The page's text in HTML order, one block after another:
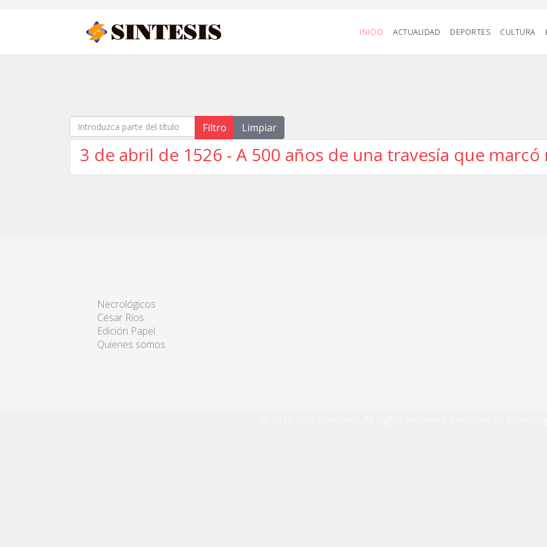
INICIO ACTUALIDAD DEPORTES CULTURA
Introduzca parte del título Filtro Limpiar
3 de abril de 1526 - A 500 años de una travesía que
Necrológicos
César Ríos
Edición Papel
Quienes somos